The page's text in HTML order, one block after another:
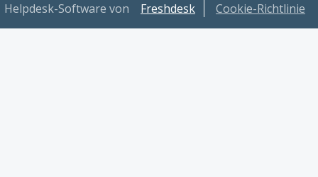
Helpdesk-Software von Freshdesk Cookie-Richtlinie